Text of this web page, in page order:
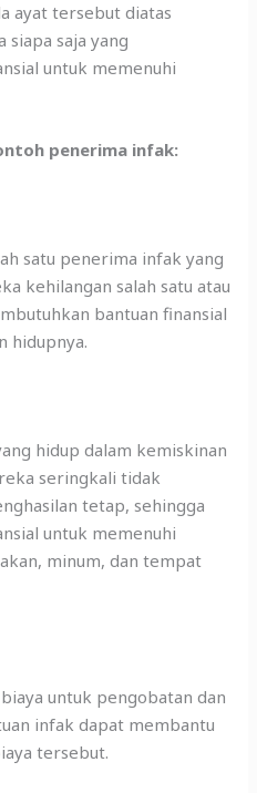
ayat tersebut diatas
saja yang
untuk memenuhi
penerima infak:
satu penerima infak yang
kehilangan salah satu atau
bantuan finansial
hidupnya.
hidup dalam kemiskinan
seringkali tidak
tetap, sehingga
untuk memenuhi
minum, dan tempat
untuk pengobatan dan
infak dapat membantu
tersebut.